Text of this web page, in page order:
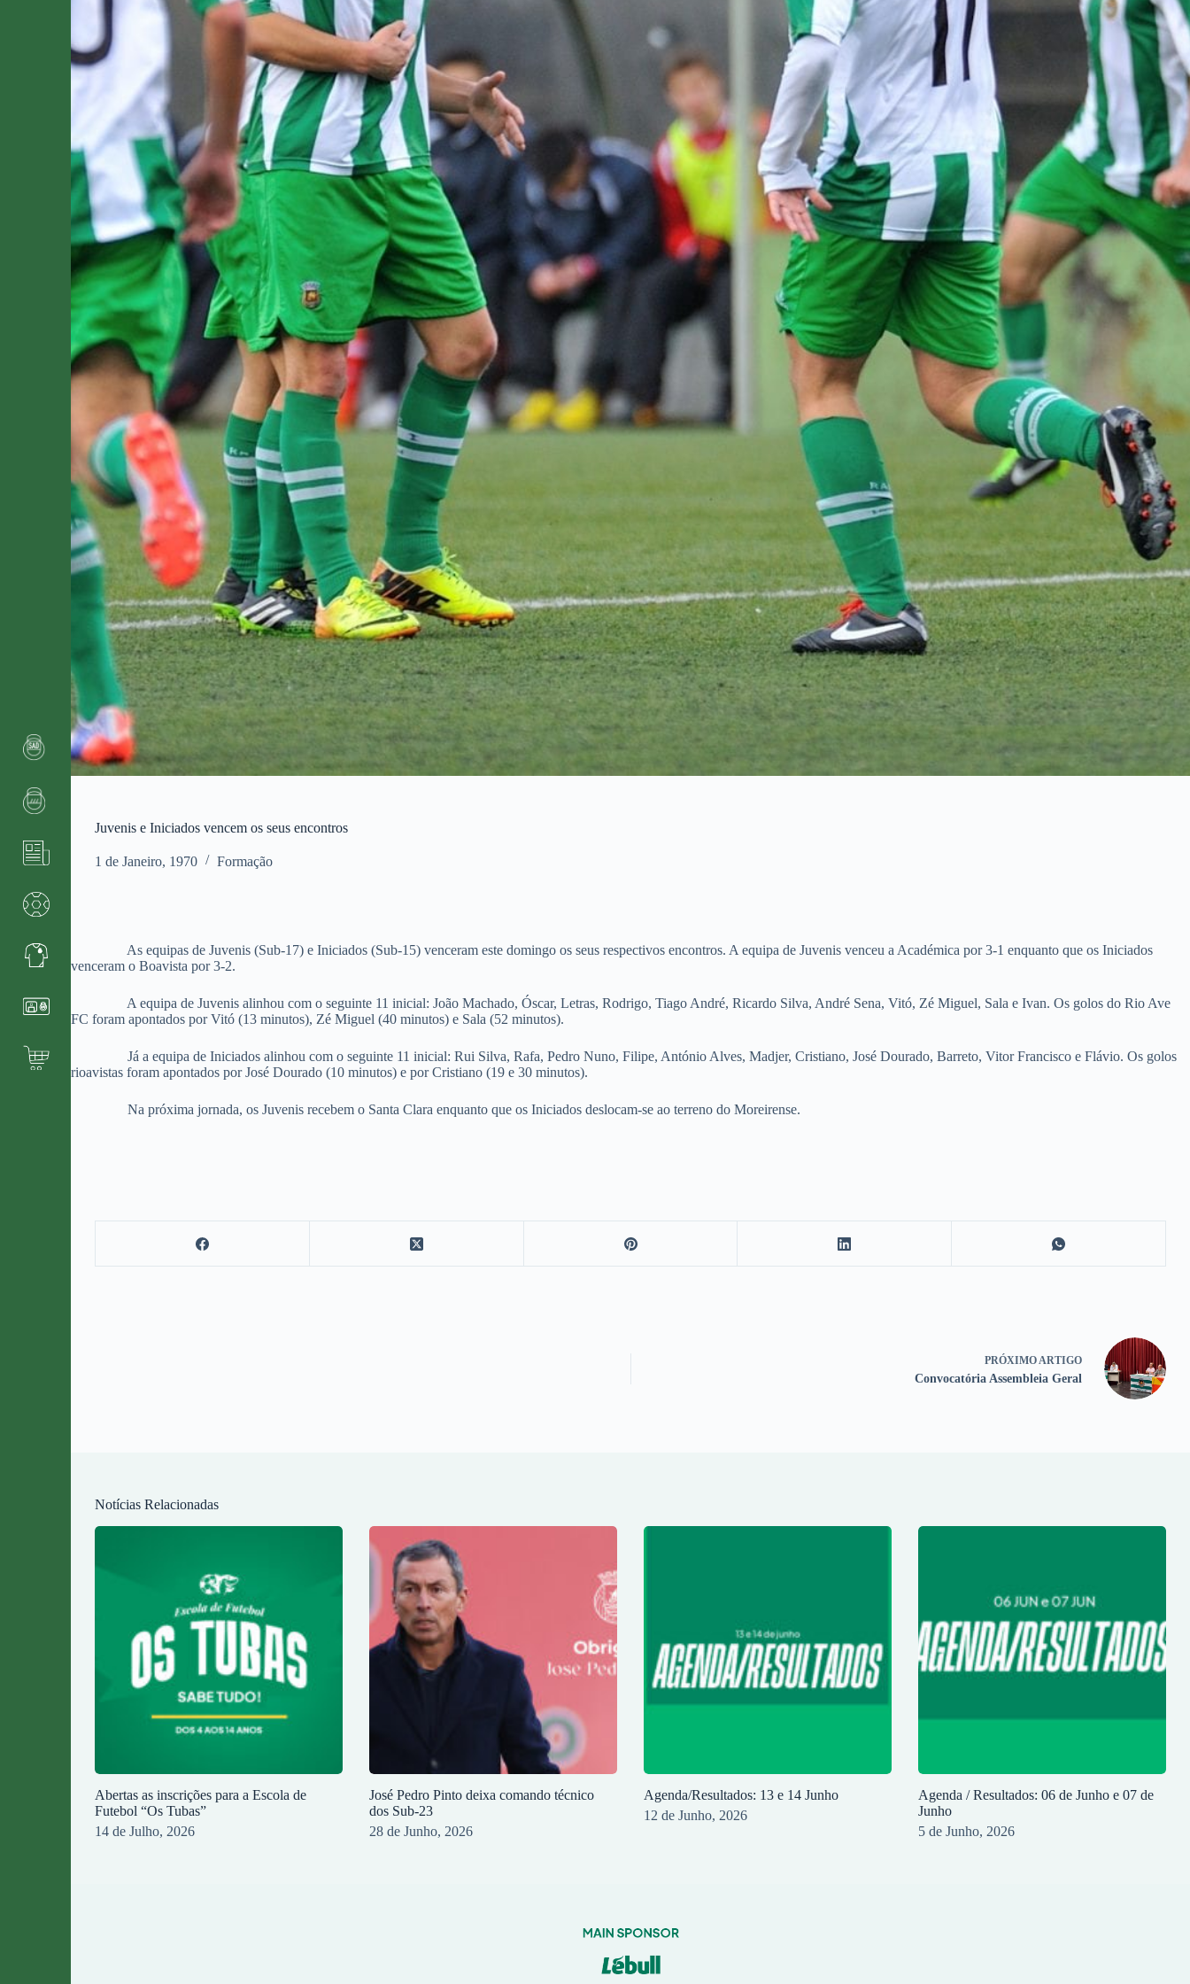
Juvenis e Iniciados vencem os seus encontros
1 de Janeiro, 1970 Formação
As equipas de Juvenis (Sub-17) e Iniciados (Sub-15) venceram este domingo os seus respectivos encontros. A equipa de Juvenis venceu a Académica por 3-1 enquanto que os Iniciados
venceram o Boavista por 3-2.
A equipa de Juvenis alinhou com o seguinte 11 inicial: João Machado, Óscar, Letras, Rodrigo, Tiago André, Ricardo Silva, André Sena, Vitó, Zé Miguel, Sala e Ivan. Os golos do Rio Ave
FC foram apontados por Vitó (13 minutos), Zé Miguel (40 minutos) e Sala (52 minutos).
Já a equipa de Iniciados alinhou com o seguinte 11 inicial: Rui Silva, Rafa, Pedro Nuno, Filipe, António Alves, Madjer, Cristiano, José Dourado, Barreto, Vitor Francisco e Flávio. Os golos
rioavistas foram apontados por José Dourado (10 minutos) e por Cristiano (19 e 30 minutos).
Na próxima jornada, os Juvenis recebem o Santa Clara enquanto que os Iniciados deslocam-se ao terreno do Moreirense.
PRÓXIMO ARTIGO
Convocatória Assembleia Geral
Notícias Relacionadas
Abertas as inscrições para a Escola de
Futebol “Os Tubas”
14 de Julho, 2026
José Pedro Pinto deixa comando técnico
dos Sub-23
28 de Junho, 2026
Agenda/Resultados: 13 e 14 Junho
12 de Junho, 2026
Agenda / Resultados: 06 de Junho e 07 de
Junho
5 de Junho, 2026